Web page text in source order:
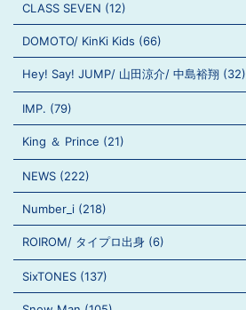
CLASS SEVEN (12)
DOMOTO/ KinKi Kids (66)
Hey! Say! JUMP/ 山田涼介/ 中島裕翔 (32)
IMP. (79)
King ＆ Prince (21)
NEWS (222)
Number_i (218)
ROIROM/ タイプロ出身 (6)
SixTONES (137)